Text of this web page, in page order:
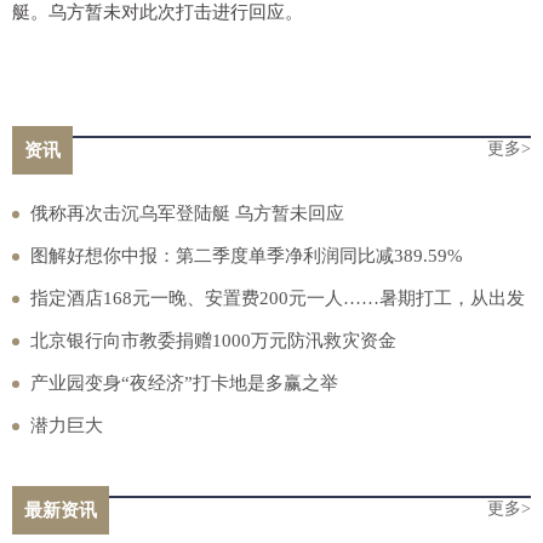
艇。乌方暂未对此次打击进行回应。
资讯 更多>
俄称再次击沉乌军登陆艇 乌方暂未回应
图解好想你中报：第二季度单季净利润同比减389.59%
指定酒店168元一晚、安置费200元一人……暑期打工，从出发
到进厂，可能会遇上多少“套路”？
北京银行向市教委捐赠1000万元防汛救灾资金
产业园变身“夜经济”打卡地是多赢之举
潜力巨大
最新资讯 更多>